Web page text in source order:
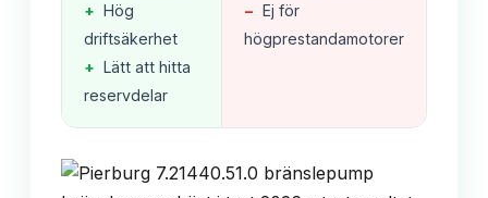
+ Hög
driftsäkerhet
+ Lätt att hitta
reservdelar
− Ej för
högprestandamotorer